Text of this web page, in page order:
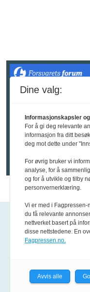
Dine valg:
Informasjonskapsler
For å gi deg relevante
informasjon fra ditt
deg mot dette under
For øvrig bruker vi
analyse, for å
og for å utvikle og tilby
personvernerklæring.
Vi er med i Fagpressen-
du få relevante
nettverket basert på
disse nettstedene. En
Fagpressen.no.
Avvis alle